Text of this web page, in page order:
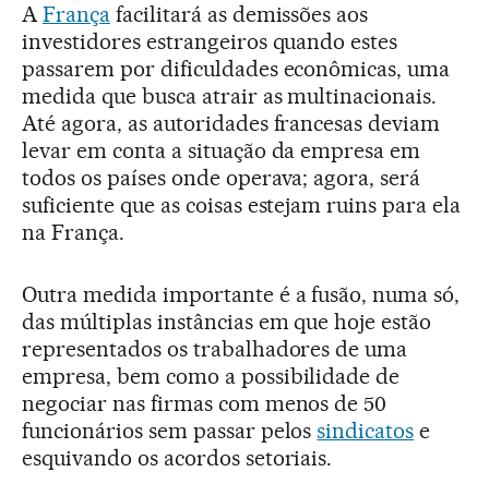
AFrançafacilitará as demissões aos
investidores estrangeiros quando estes
passarem por dificuldades econômicas, uma
medida que busca atrair as multinacionais.
Até agora, as autoridades francesas deviam
levar em conta a situação da empresa em
todos os países onde operava; agora, será
suficiente que as coisas estejam ruins para ela
na França.
Outra medida importante é a fusão, numa só,
das múltiplas instâncias em que hoje estão
representados os trabalhadores de uma
empresa, bem como a possibilidade de
negociar nas firmas com menos de 50
funcionários sem passar pelossindicatos e
esquivando os acordos setoriais.